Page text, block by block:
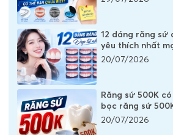
12 dáng răng
yêu thích nhất
20/07/2026
Răng sứ 500K
bọc răng sứ
20/07/2026